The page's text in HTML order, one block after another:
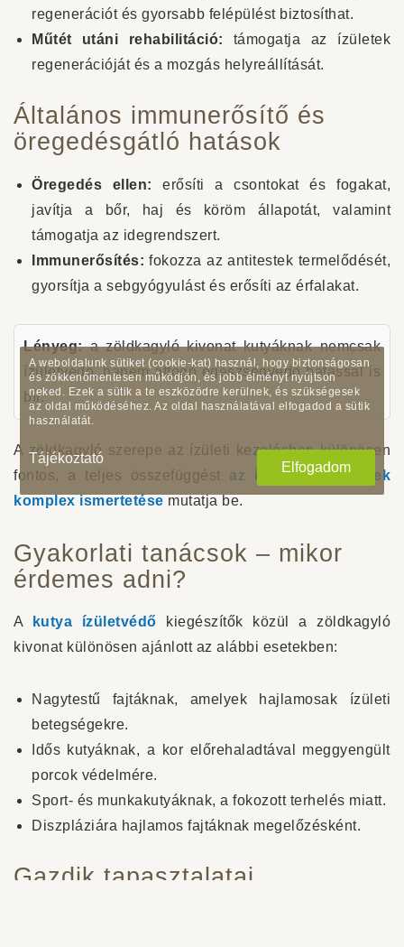
regenerációt és gyorsabb felépülést biztosíthat.
Műtét utáni rehabilitáció: támogatja az ízületek
regenerációját és a mozgás helyreállítását.
Általános immunerősítő és
öregedésgátló hatások
Öregedés ellen: erősíti a csontokat és fogakat,
javítja a bőr, haj és köröm állapotát, valamint
támogatja az idegrendszert.
Immunerősítés: fokozza az antitestek termelődését,
gyorsítja a sebgyógyulást és erősíti az érfalakat.
Lényeg:a zöldkagyló kivonat kutyáknak nemcsak
ízületvédő, hanem átfogó egészségvédő hatással is
bír.
A zöldkagyló szerepe az ízületi kezelésben különösen
fontos, a teljes összefüggést az ízületi betegségek
komplex ismertetése mutatja be.
Gyakorlati tanácsok – mikor
érdemes adni?
A kutya ízületvédő kiegészítők közül a zöldkagyló
kivonat különösen ajánlott az alábbi esetekben:
Nagytestű fajtáknak, amelyek hajlamosak ízületi
betegségekre.
Idős kutyáknak, a kor előrehaladtával meggyengült
porcok védelmére.
Sport- és munkakutyáknak, a fokozott terhelés miatt.
Diszpláziára hajlamos fajtáknak megelőzésként.
Gazdik tapasztalatai
A weboldalunk sütiket (cookie-kat) használ, hogy biztonságosan
és zökkenőmentesen működjön, és jobb élményt nyújtson
neked. Ezek a sütik a te eszközödre kerülnek, és szükségesek
az oldal működéséhez. Az oldal használatával elfogadod a sütik
használatát.
Tájékoztató
Elfogadom